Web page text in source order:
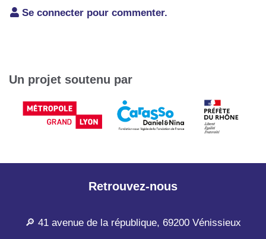
Se connecter pour commenter.
Un projet soutenu par
Retrouvez-nous
🔎 41 avenue de la république, 69200 Vénissieux